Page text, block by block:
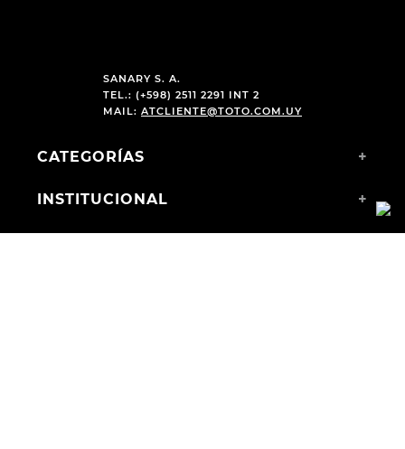
SANARY S. A.
TEL.: (+598) 2511 2291 INT 2
MAIL: ATCLIENTE@TOTO.COM.UY
CATEGORÍAS +
INSTITUCIONAL +